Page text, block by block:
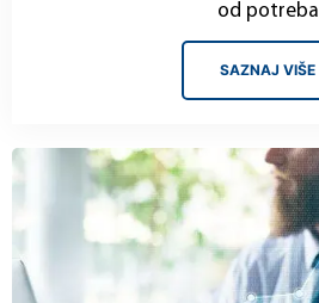
od potreba
SAZNAJ VIŠE